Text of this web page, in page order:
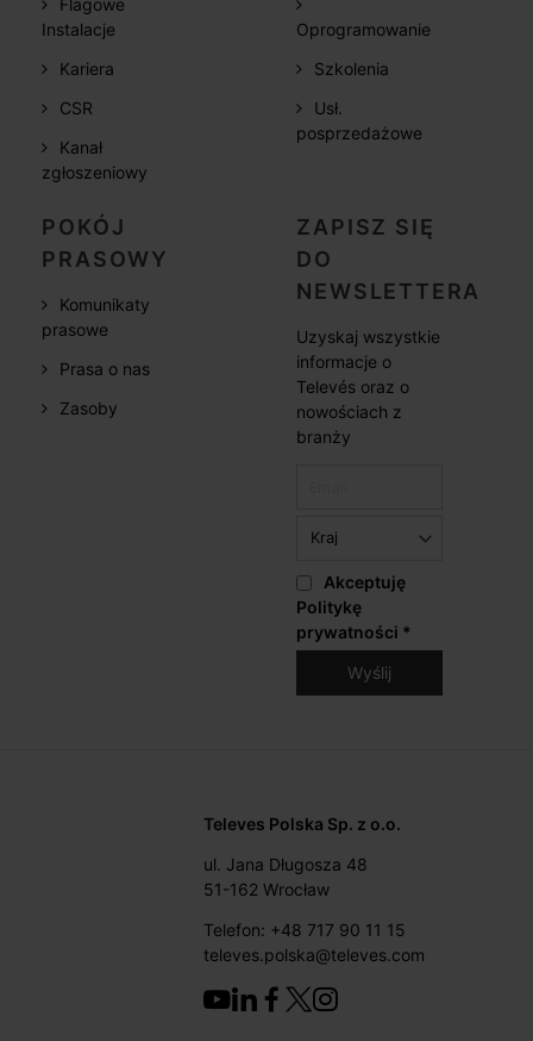
Instalacje
Kariera
CSR
Kanał
zgłoszeniowy
Oprogramowanie
Szkolenia
Usł.
posprzedażowe
POKÓJ
PRASOWY
Komunikaty
prasowe
Prasa o nas
Zasoby
ZAPISZ SIĘ
DO
NEWSLETTERA
Uzyskaj wszystkie
informacje o
Televés oraz o
nowościach z
branży
Akceptuję
Politykę
prywatności *
Televes Polska Sp. z o.o.
ul. Jana Długosza 48
51-162 Wrocław
Telefon: +48 717 90 11 15
televes.polska@televes.com